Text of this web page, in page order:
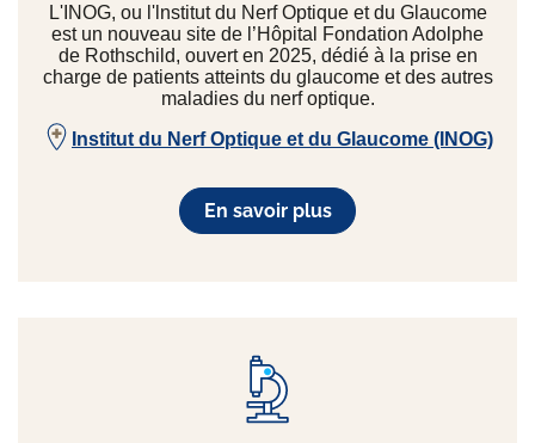
L'INOG, ou l'lnstitut du Nerf Optique et du Glaucome
est un nouveau site de l’Hôpital Fondation Adolphe
de Rothschild, ouvert en 2025, dédié à la prise en
charge de patients atteints du glaucome et des autres
maladies du nerf optique.
Institut du Nerf Optique et du Glaucome (INOG)
En savoir plus